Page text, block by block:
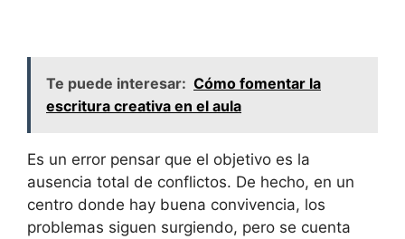
Te puede interesar: Cómo fomentar la
escritura creativa en el aula
Es un error pensar que el objetivo es la
ausencia total de conflictos. De hecho, en un
centro donde hay buena convivencia, los
problemas siguen surgiendo, pero se cuenta